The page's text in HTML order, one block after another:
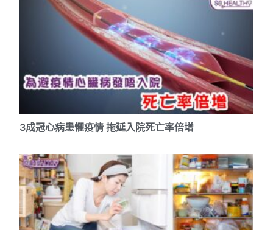
3成冠心病患懼疫情 拖延入院死亡率倍增